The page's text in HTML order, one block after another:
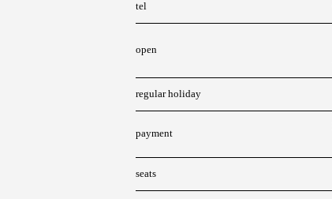
tel
open
regular holiday
payment
seats